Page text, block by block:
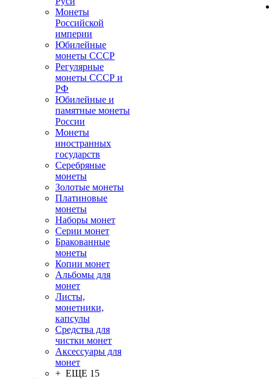
Монеты
Российской
империи
Юбилейные
монеты СССР
Регулярные
монеты СССР и
РФ
Юбилейные и
памятные монеты
России
Монеты
иностранных
государств
Серебряные
монеты
Золотые монеты
Платиновые
монеты
Наборы монет
Серии монет
Бракованные
монеты
Копии монет
Альбомы для
монет
Листы,
монетники,
капсулы
Средства для
чистки монет
Аксессуары для
монет
+ ЕЩЕ 15